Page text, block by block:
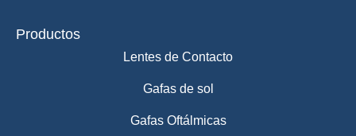
Productos
Lentes de Contacto
Gafas de sol
Gafas Oftálmicas